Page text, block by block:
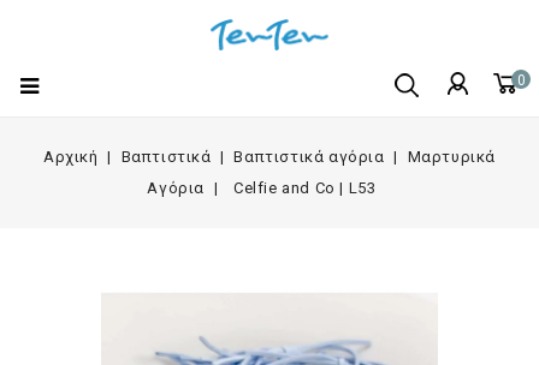
0
Αρχική Βαπτιστικά Βαπτιστικά αγόρια
Μαρτυρικά
Αγόρια
Celfie and Co | L53